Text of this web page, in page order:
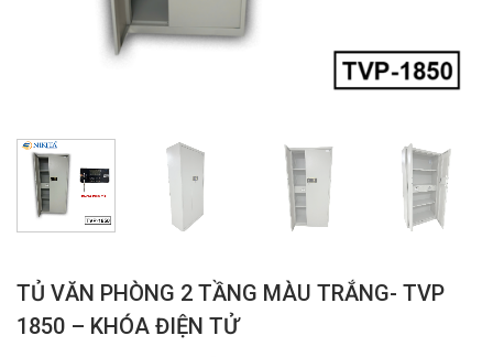
TỦ VĂN PHÒNG 2 TẦNG MÀU TRẮNG- TVP
1850 – KHÓA ĐIỆN TỬ